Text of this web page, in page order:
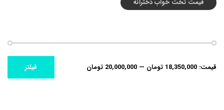
قیمت تخت خواب دخترانه
حداقل
حداکثر
فیلتر قیمت: 18,350,000 تومان — 20,000,000 تومان